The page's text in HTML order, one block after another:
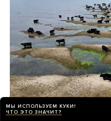
МЫ ИСПОЛЬЗУЕМ КУКИ!
ЧТО ЭТО ЗНАЧИТ?